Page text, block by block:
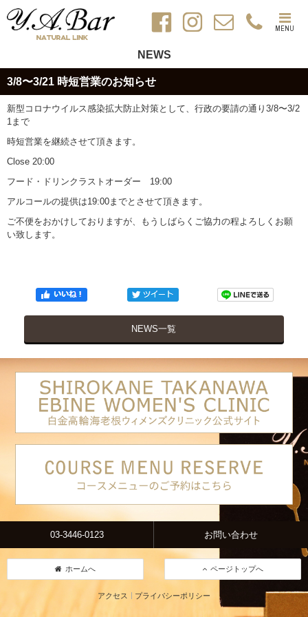
MENU
NEWS
3/8〜3/21 時短営業のお知らせ
新型コロナウイルス感染拡大防止対策として、行政の要請の通り3/8〜3/2
1まで
時短営業を継続させて頂きます。
Close 20:00
フード・ドリンクラストオーダー 19:00
アルコールの提供は19:00までとさせて頂きます。
ご不便をおかけしておりますが、もうしばらくご協力の程よろしくお願
い致します。
NEWS一覧
03-3446-0123 お問い合わせ
ホームへ ページトップへ
アクセス プライバシーポリシー